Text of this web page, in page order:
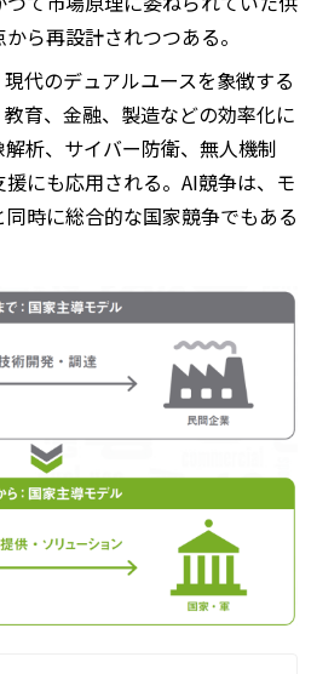
ら再設計されつつある。
代のデュアルユースを象徴する
育、金融、製造などの効率化に
析、サイバー防衛、無人機制
にも応用される。AI競争は、モ
時に総合的な国家競争でもある